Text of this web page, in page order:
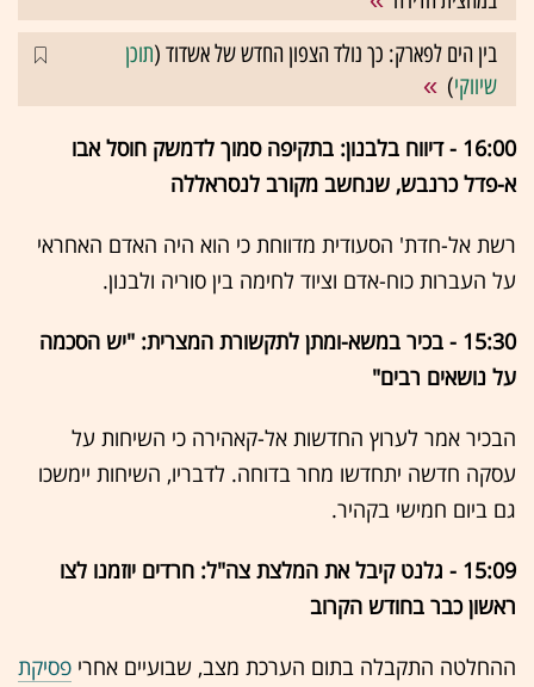
בין הים לפארק: כך נולד הצפון החדש של אשדוד (תוכן
שיווקי)
16:00 - דיווח בלבנון: בתקיפה סמוך לדמשק חוסל אבו
א-פדל כרנבש, שנחשב מקורב לנסראללה
רשת אל-חדת' הסעודית מדווחת כי הוא היה האדם האחראי
על העברות כוח-אדם וציוד לחימה בין סוריה ולבנון.
15:30 - בכיר במשא-ומתן לתקשורת המצרית: "יש הסכמה
על נושאים רבים"
הבכיר אמר לערוץ החדשות אל-קאהירה כי השיחות על
עסקה חדשה יתחדשו מחר בדוחה. לדבריו, השיחות יימשכו
גם ביום חמישי בקהיר.
15:09 - גלנט קיבל את המלצת צה"ל: חרדים יוזמנו לצו
ראשון כבר בחודש הקרוב
ההחלטה התקבלה בתום הערכת מצב, שבועיים אחרי פסיקת